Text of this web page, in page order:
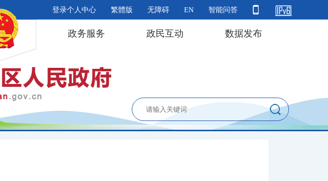
登录个人中心 繁體版 无障碍 EN 智能问答
政务服务 政民互动 数据发布